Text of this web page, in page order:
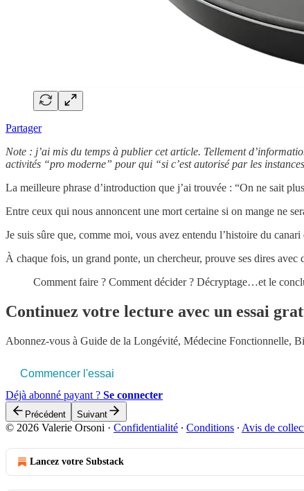
Partager
Note : j’ai mis du temps à publier cet article. Tellement
activités “pro moderne” pour qui “si c’est autorisé par les
La meilleure phrase d’introduction que j’ai trouvée : “On ne sait
Entre ceux qui nous annoncent une mort certaine si on mange ne
Je suis sûre que, comme moi, vous avez entendu l’histoire du
À chaque fois, un grand ponte, un chercheur, prouve ses dires
Comment faire ? Comment décider ? Décryptage…et le
Continuez votre lecture avec un essai
Abonnez-vous à Guide de la Longévité, Médecine Fonctionnelle,
Commencer l'essai
Déjà abonné payant ? Se connecter
Précédent Suivant
© 2026 Valerie Orsoni · Confidentialité ∙ Conditions ∙ Avis de
Lancez votre Substack